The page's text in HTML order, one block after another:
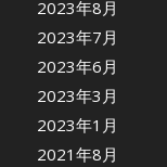
2023年8月
2023年7月
2023年6月
2023年3月
2023年1月
2021年8月